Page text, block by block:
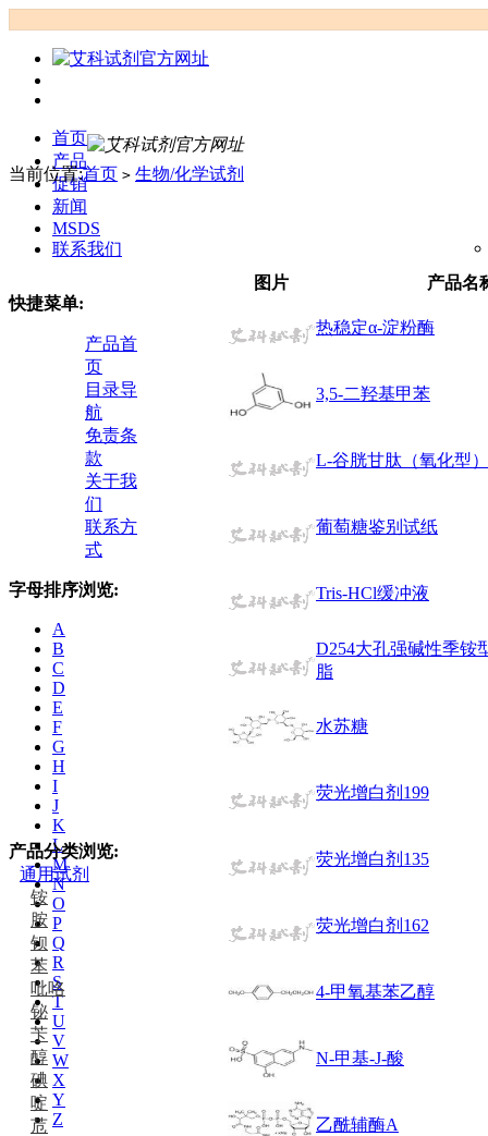
首页
产品
促销
新闻
MSDS
联系我们
当前位置:首页 > 生物/化学试剂
快捷菜单:
产品首
页
目录导
航
免责条
款
关于我
们
联系方
式
字母排序浏览:
A
B
C
D
E
F
G
H
I
J
K
L
M
N
O
P
Q
R
S
T
U
V
W
X
Y
Z
产品分类浏览:
通用试剂
铵
胺
钡
苯
吡咯
铋
苄
醇
碘
啶
苊
图片 产品名
热稳定α-淀粉酶
3,5-二羟基甲苯
L-谷胱甘肽（氧化型）
葡萄糖鉴别试纸
Tris-HCl缓冲液
D254大孔强碱性季铵
脂
水苏糖
荧光增白剂199
荧光增白剂135
荧光增白剂162
4-甲氧基苯乙醇
N-甲基-J-酸
乙酰辅酶A